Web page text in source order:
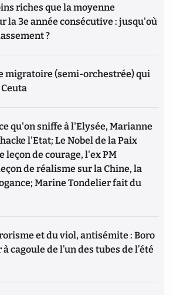
riches que la moyenne
la 3e année consécutive : jusqu'où
?
migratoire (semi-orchestrée) qui
qu'on sniffe à l'Elysée, Marianne
l'Etat; Le Nobel de la Paix
leçon de courage, l'ex PM
de réalisme sur la Chine, la
Marine Tondelier fait du
et du viol, antisémite : Boro
cagoule de l’un des tubes de l’été